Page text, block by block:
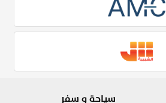
سياحة و سفر